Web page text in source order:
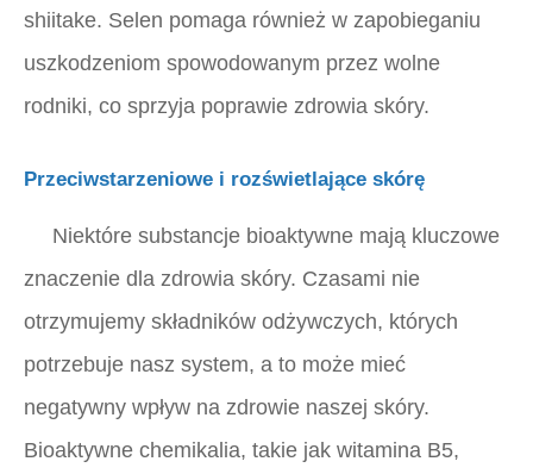
shiitake. Selen pomaga również w zapobieganiu
uszkodzeniom spowodowanym przez wolne
rodniki, co sprzyja poprawie zdrowia skóry.
Przeciwstarzeniowe i rozświetlające skórę
Niektóre substancje bioaktywne mają kluczowe
znaczenie dla zdrowia skóry. Czasami nie
otrzymujemy składników odżywczych, których
potrzebuje nasz system, a to może mieć
negatywny wpływ na zdrowie naszej skóry.
Bioaktywne chemikalia, takie jak witamina B5,